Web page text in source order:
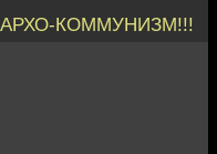
КОММУНИЗМ!!!